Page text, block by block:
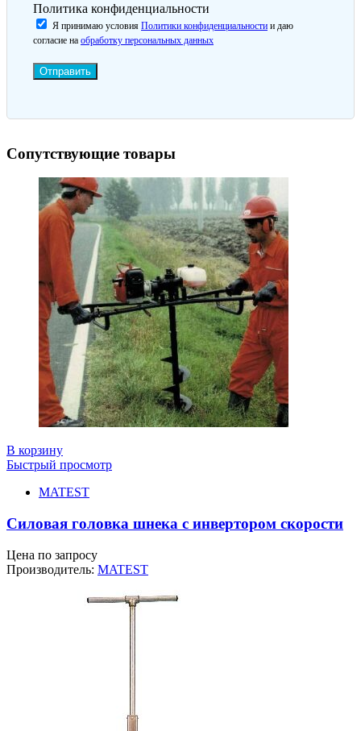
Политика конфиденциальности
Я принимаю условия Политики конфиденциальности и даю
согласие на обработку персональных данных
Отправить
Сопутствующие товары
В корзину
Быстрый просмотр
MATEST
Силовая головка шнека с инвертором скорости
Цена по запросу
Производитель: MATEST